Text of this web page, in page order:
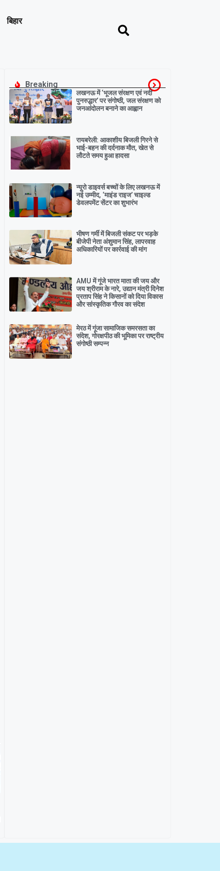
बिहार
Breaking
लखनऊ में ‘भूजल संरक्षण एवं नदी
पुनरुद्धार’ पर संगोष्ठी, जल संरक्षण को
जनआंदोलन बनाने का आह्वान
रायबरेली: आकाशीय बिजली गिरने से
भाई-बहन की दर्दनाक मौत, खेत से
लौटते समय हुआ हादसा
न्यूरो डाइवर्स बच्चों के लिए लखनऊ में
नई उम्मीद, ‘माइंड राइज’ चाइल्ड
डेवलपमेंट सेंटर का शुभारंभ
भीषण गर्मी में बिजली संकट पर भड़के
बीजेपी नेता अंशुमान सिंह, लापरवाह
अधिकारियों पर कार्रवाई की मांग
AMU में गूंजे भारत माता की जय और
जय श्रीराम के नारे, उद्यान मंत्री दिनेश
प्रताप सिंह ने किसानों को दिया विकास
और सांस्कृतिक गौरव का संदेश
मेरठ में गूंजा सामाजिक समरसता का
संदेश, गोरक्षपीठ की भूमिका पर राष्ट्रीय
संगोष्ठी सम्पन्न